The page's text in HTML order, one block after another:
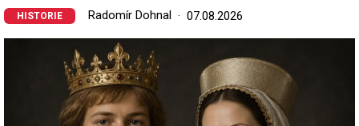
HISTORIE Radomír Dohnal 07.08.2026